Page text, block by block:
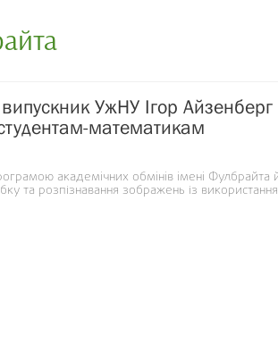
УжНУ Ігор Айзенберг
математикам
академiчних обмiнiв iменi Фулбрайта
та розпізнавання зображень із